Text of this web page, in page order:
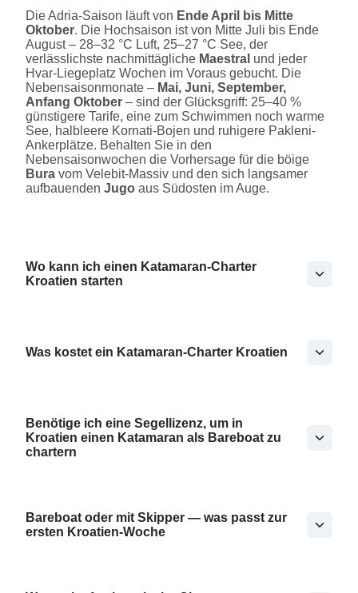
Die Adria-Saison läuft von Ende April bis Mitte
Oktober. Die Hochsaison ist von Mitte Juli bis Ende
August – 28–32 °C Luft, 25–27 °C See, der
verlässlichste nachmittägliche Maestral und jeder
Hvar-Liegeplatz Wochen im Voraus gebucht. Die
Nebensaisonmonate – Mai, Juni, September,
Anfang Oktober – sind der Glücksgriff: 25–40 %
günstigere Tarife, eine zum Schwimmen noch warme
See, halbleere Kornati-Bojen und ruhigere Pakleni-
Ankerplätze. Behalten Sie in den
Nebensaisonwochen die Vorhersage für die böige
Bura vom Velebit-Massiv und den sich langsamer
aufbauenden Jugo aus Südosten im Auge.
Wo kann ich einen Katamaran-Charter
Kroatien starten
Was kostet ein Katamaran-Charter Kroatien
Benötige ich eine Segellizenz, um in
Kroatien einen Katamaran als Bareboat zu
chartern
Bareboat oder mit Skipper — was passt zur
ersten Kroatien-Woche